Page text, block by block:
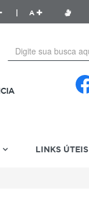
A
LINKS ÚTEIS